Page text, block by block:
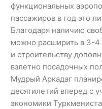
функциональных
пассажиров в год это
Благодаря наличию
можно расширить в 3-4
и строительству
взлетно посадочных
Мудрый Аркадаг
десятилетий вперед с
экономики